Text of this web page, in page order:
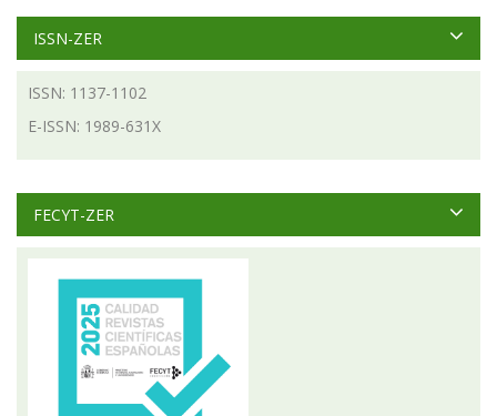
ISSN-ZER
ISSN: 1137-1102
E-ISSN: 1989-631X
FECYT-ZER